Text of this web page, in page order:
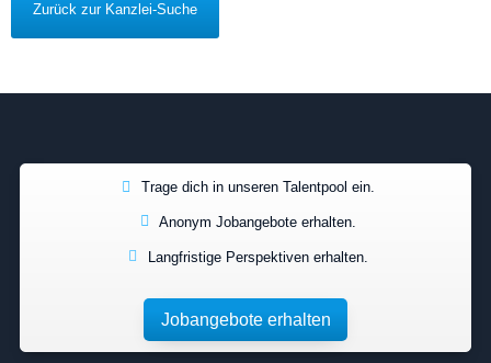
Zurück zur Kanzlei-Suche
Trage dich in unseren Talentpool ein.
Anonym Jobangebote erhalten.
Langfristige Perspektiven erhalten.
Jobangebote erhalten